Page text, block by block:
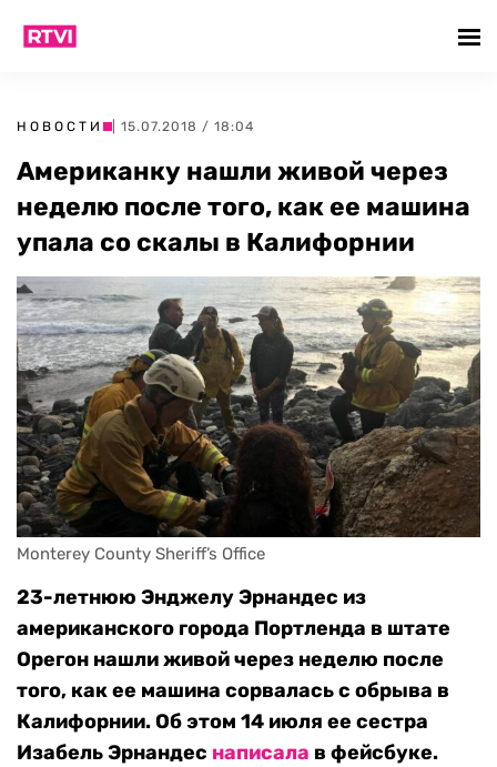
НОВОСТИ | 15.07.2018 / 18:04
Американку нашли живой через
неделю после того, как ее машина
упала со скалы в Калифорнии
Monterey County Sheriff’s Office
23-летнюю Энджелу Эрнандес из
американского города Портленда в штате
Орегон нашли живой через неделю после
того, как ее машина сорвалась с обрыва в
Калифорнии. Об этом 14 июля ее сестра
Изабель Эрнандес написала в фейсбуке.